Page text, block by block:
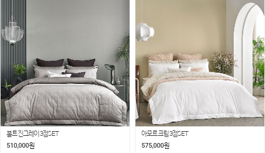
볼트 진그레이 3점SET
510,000원
아모르 크림 3점SET
575,000원